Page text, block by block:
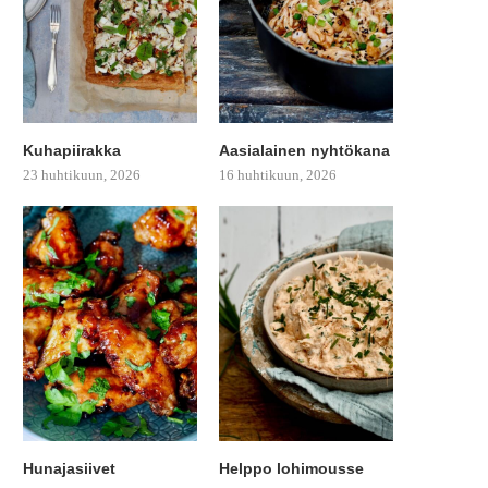
Kuhapiirakka
23 huhtikuun, 2026
Aasialainen nyhtökana
16 huhtikuun, 2026
Hunajasiivet Helppo lohimousse